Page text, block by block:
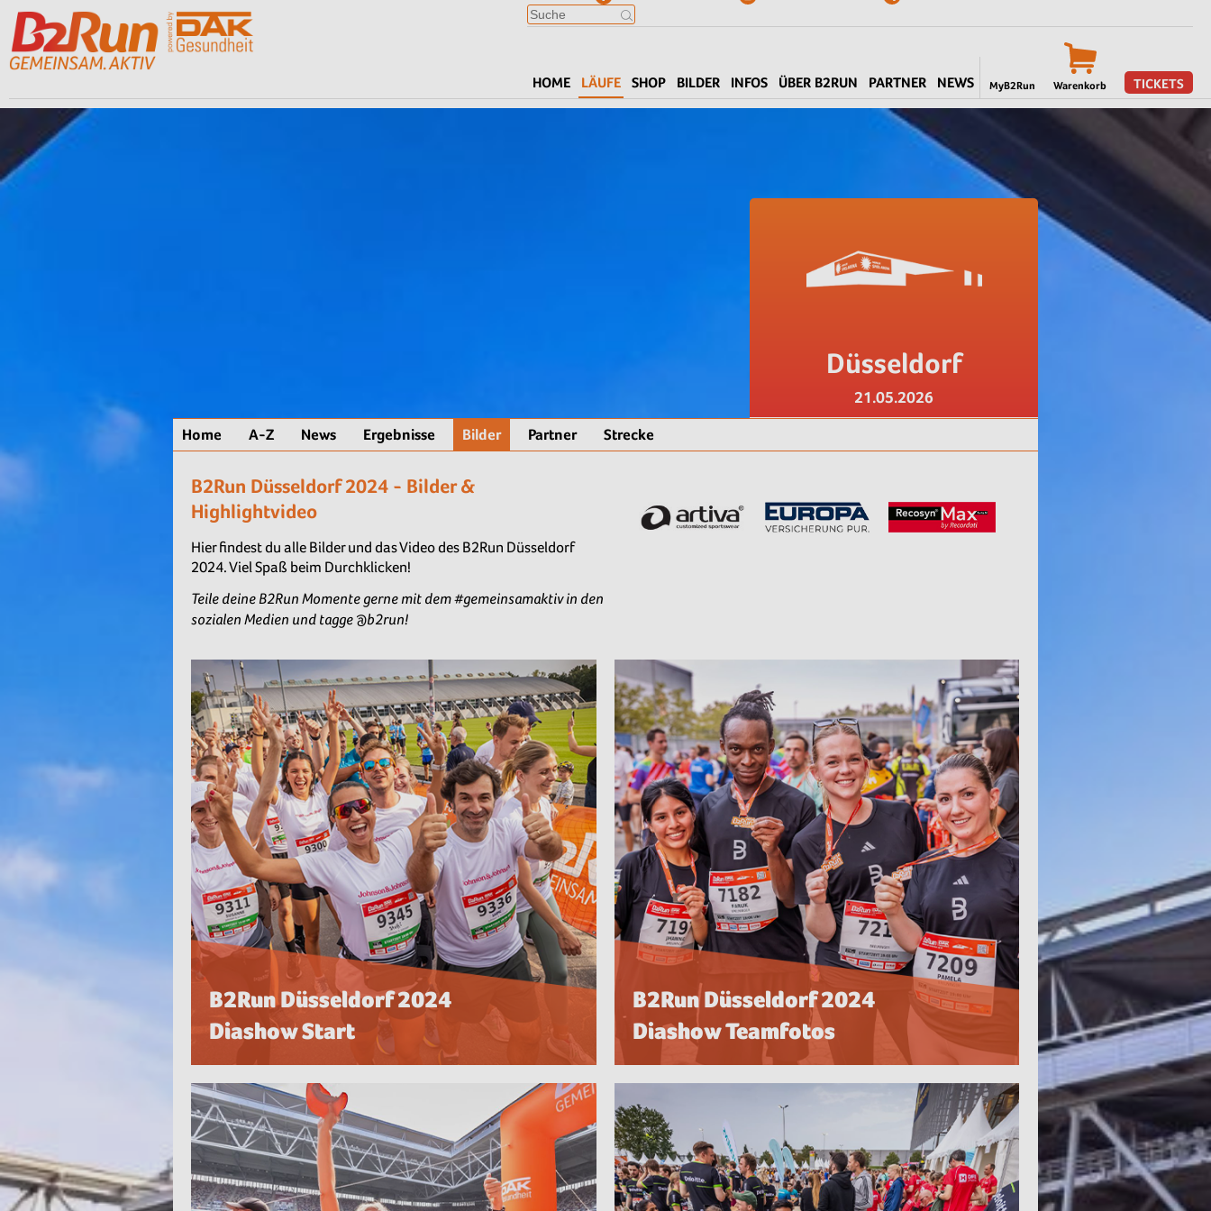
MyB2Run Warenkorb TICKETS
HOME LÄUFE SHOP BILDER INFOS ÜBER B2RUN PARTNER NEWS
Düsseldorf
21.05.2026
Home A-Z News Ergebnisse Bilder Partner Strecke
B2Run Düsseldorf 2024 - Bilder &
Highlightvideo
Hier findest du alle Bilder und das Video des B2Run Düsseldorf
2024. Viel Spaß beim Durchklicken!
Teile deine B2Run Momente gerne mit dem #gemeinsamaktiv in den
sozialen Medien und tagge @b2run!
B2Run Düsseldorf 2024
Diashow Start
B2Run Düsseldorf 2024
Diashow Teamfotos